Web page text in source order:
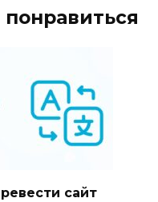
сайт